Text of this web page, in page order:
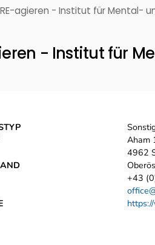
RE-agieren - Institut für Mental-
- Institut für
Aham
4962
+43